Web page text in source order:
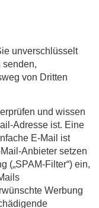
unverschlüsselt
senden,
von Dritten
und wissen
Adresse ist. Eine
E-Mail ist
Anbieter setzen
(„SPAM-Filter“) ein,
Werbung